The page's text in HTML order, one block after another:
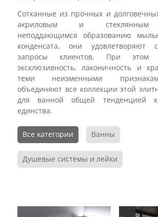
Сотканные из прочных и
акриловым и стеклянным
неподдающимся образованию
конденсата, они удовлетворяют
запросы клиентов. При этом
эксклюзивность, лаконичность и
теми неизменными
объединяют все коллекции этой
для ванной общей тенденцией
единства.
Все категории Ванны
Душевые системы и лейки